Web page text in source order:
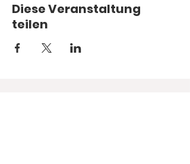
Diese Veranstaltung
teilen